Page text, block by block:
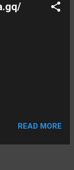
READ MORE